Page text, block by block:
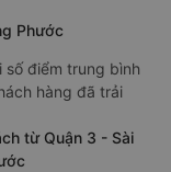
Phước
điểm trung bình
hàng đã trải
từ Quận 3 - Sài